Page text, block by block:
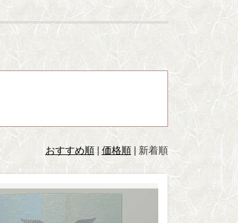
おすすめ順 | 価格順 新着順